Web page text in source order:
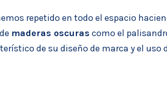
repetido en todo el espacio
maderas oscuras como el
de su diseño de marca y el